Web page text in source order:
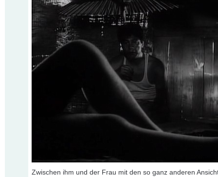
Zwischen ihm und der Frau mit den so ganz anderen